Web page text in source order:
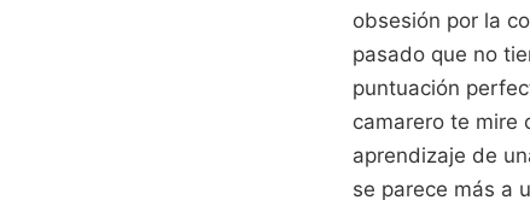
obsesión por la
pasado que no
puntuación
camarero te mire
aprendizaje de
se parece más a